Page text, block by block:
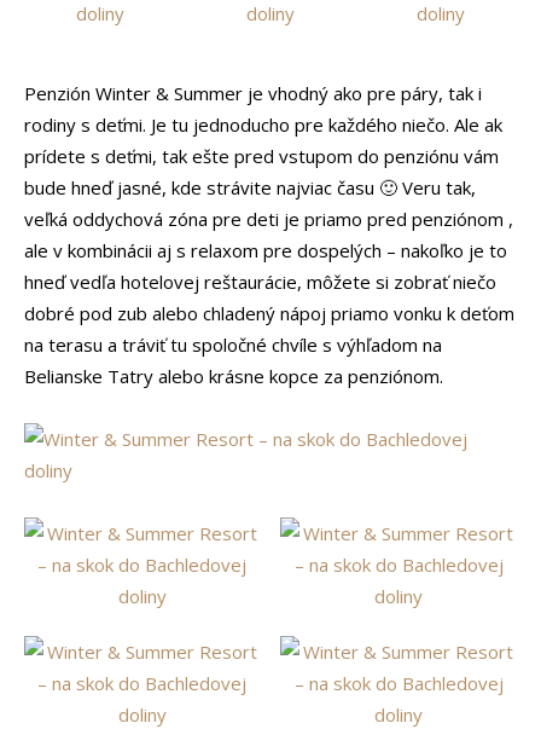
Penzión Winter & Summer je vhodný ako pre páry, tak i
rodiny s deťmi. Je tu jednoducho pre každého niečo. Ale ak
prídete s deťmi, tak ešte pred vstupom do penziónu vám
bude hneď jasné, kde strávite najviac času 🙂 Veru tak,
veľká oddychová zóna pre deti je priamo pred penziónom ,
ale v kombinácii aj s relaxom pre dospelých – nakoľko je to
hneď vedľa hotelovej reštaurácie, môžete si zobrať niečo
dobré pod zub alebo chladený nápoj priamo vonku k deťom
na terasu a tráviť tu spoločné chvíle s výhľadom na
Belianske Tatry alebo krásne kopce za penziónom.